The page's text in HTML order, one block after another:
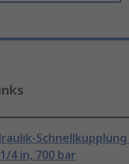
4 in, 700 bar